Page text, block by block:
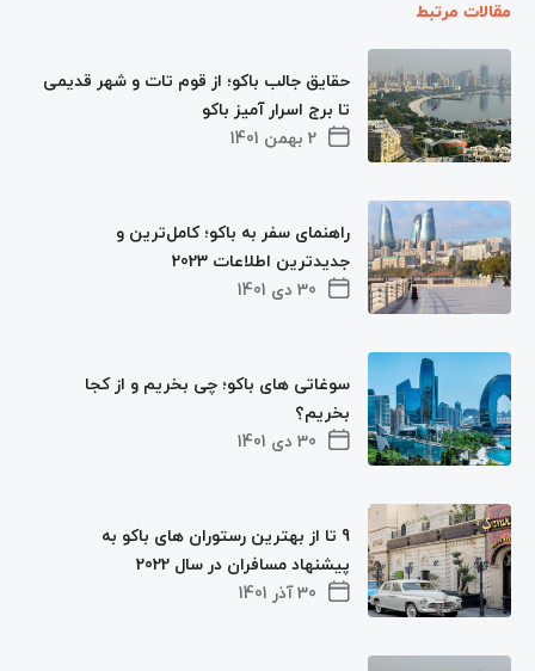
مقالات مرتبط
2 بهمن 1401
حقایق جالب باکو؛ از قوم تات و شهر قدیمی
تا برج اسرار آمیز باکو
30 دی 1401
راهنمای سفر به باکو؛ کامل‌ترین و
جدیدترین اطلاعات 2023
30 دی 1401
سوغاتی های باکو؛ چی بخریم و از کجا
بخریم؟
30 آذر 1401
9 تا از بهترین رستوران های باکو به
پیشنهاد مسافران در سال 2022